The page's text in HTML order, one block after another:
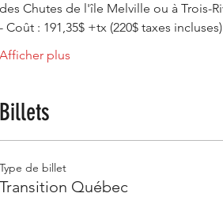
des Chutes de l'île Melville ou à Trois-
- Coût : 191,35$ +tx (220$ taxes incluses)
Afficher plus
Billets
Type de billet
Transition Québec